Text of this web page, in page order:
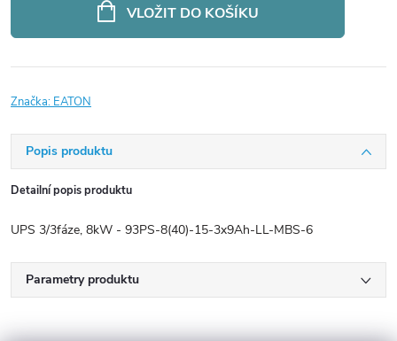
VLOŽIT DO KOŠÍKU
Značka: EATON
Popis produktu
Detailní popis produktu
UPS 3/3fáze, 8kW - 93PS-8(40)-15-3x9Ah-LL-MBS-6
Parametry produktu